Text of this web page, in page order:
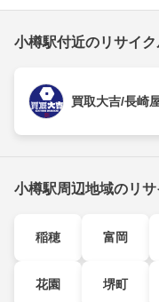
小樽駅付近のリサイク
買取大吉/長崎
小樽駅周辺地域のリ
稲穂 富岡
花園 堺町